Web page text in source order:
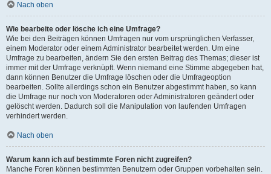
Nach oben
Wie bearbeite oder lösche ich eine Umfrage?
Wie bei den Beiträgen können Umfragen nur vom ursprünglichen Verfasser,
einem Moderator oder einem Administrator bearbeitet werden. Um eine
Umfrage zu bearbeiten, ändern Sie den ersten Beitrag des Themas; dieser ist
immer mit der Umfrage verknüpft. Wenn niemand eine Stimme abgegeben hat,
dann können Benutzer die Umfrage löschen oder die Umfrageoption
bearbeiten. Sollte allerdings schon ein Benutzer abgestimmt haben, so kann
die Umfrage nur noch von Moderatoren oder Administratoren geändert oder
gelöscht werden. Dadurch soll die Manipulation von laufenden Umfragen
verhindert werden.
Nach oben
Warum kann ich auf bestimmte Foren nicht zugreifen?
Manche Foren können bestimmten Benutzern oder Gruppen vorbehalten sein.